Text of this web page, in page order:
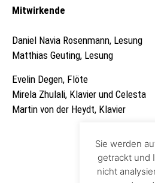
Mitwirkende
Daniel Navia Rosenmann, Lesung
Matthias Geuting, Lesung
Evelin Degen, Flöte
Mirela Zhulali, Klavier und Celesta
Martin von der Heydt, Klavier
Sie werden
getrackt und
nicht